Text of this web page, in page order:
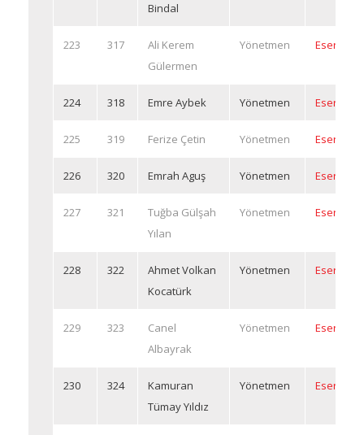
Bindal
223 317
Ali Kerem
Gülermen
Yönetmen Eserleri
224 318 Emre Aybek Yönetmen Eserleri
225 319 Ferize Çetin Yönetmen Eserleri
226 320 Emrah Aguş Yönetmen Eserleri
227 321
Tuğba Gülşah
Yılan
Yönetmen Eserleri
228 322
Ahmet Volkan
Kocatürk
Yönetmen Eserleri
229 323
Canel
Albayrak
Yönetmen Eserleri
230 324
Kamuran
Tümay Yıldız
Yönetmen Eserleri